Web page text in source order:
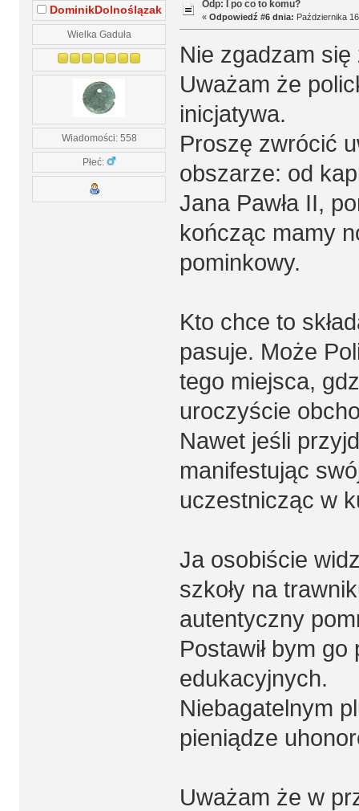
DominikDolnoślązak
Wielka Gaduła
Wiadomości: 558
Płeć:
Odp: I po co to komu?
« Odpowiedź #6 dnia: Października
Nie zgadzam
Uważam że
inicjatywa.
Proszę zwrócić
obszarze: od
Jana Pawła II,
kończąc mamy
pominkowy.
Kto chce to
pasuje. Może
tego miejsca,
uroczyście
Nawet jeśli
manifestując
uczestnicząc w
Ja osobiście
szkoły na
autentyczny
Postawił bym
edukacyjnych.
Niebagatelnym
pieniądze
Uważam że w